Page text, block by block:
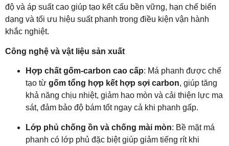
độ và áp suất cao giúp tạo kết cấu bền vững, hạn chế biến
dạng và tối ưu hiệu suất phanh trong điều kiện vận hành
khắc nghiệt.
Công nghệ và vật liệu sản xuất
Hợp chất gốm-carbon cao cấp: Má phanh được chế
tạo từ gốm tổng hợp kết hợp sợi carbon, giúp tăng
khả năng chịu nhiệt, giảm hao mòn và cải thiện lực ma
sát, đảm bảo độ bám tốt ngay cả khi phanh gấp.
Lớp phủ chống ồn và chống mài mòn: Bề mặt má
phanh có lớp phủ đặc biệt giúp giảm tiếng rít khi